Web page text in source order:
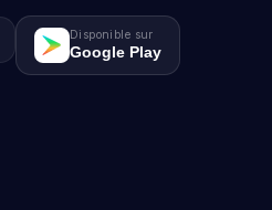
Disponible sur
Google Play